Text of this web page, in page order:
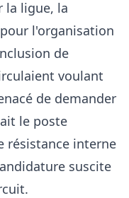
la ligue, la
l'organisation
de
voulant
de demander
le poste
résistance interne
suscite